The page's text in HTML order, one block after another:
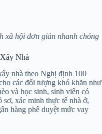
xã hội đơn giản nhanh chóng
Nhà
nhà theo Nghị định 100
các đối tượng khó khăn như
và học sinh, sinh viên có
xác minh thực tế nhà ở,
hàng phê duyệt mức vay